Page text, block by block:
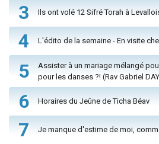
3 Ils ont volé 12 Sifré Torah à
4 L'édito de la semaine - En visite
5
Assister à un mariage mélangé
pour les danses ?! (Rav Gabriel
6 Horaires du Jeûne de Ticha Béav
7 Je manque d'estime de moi,